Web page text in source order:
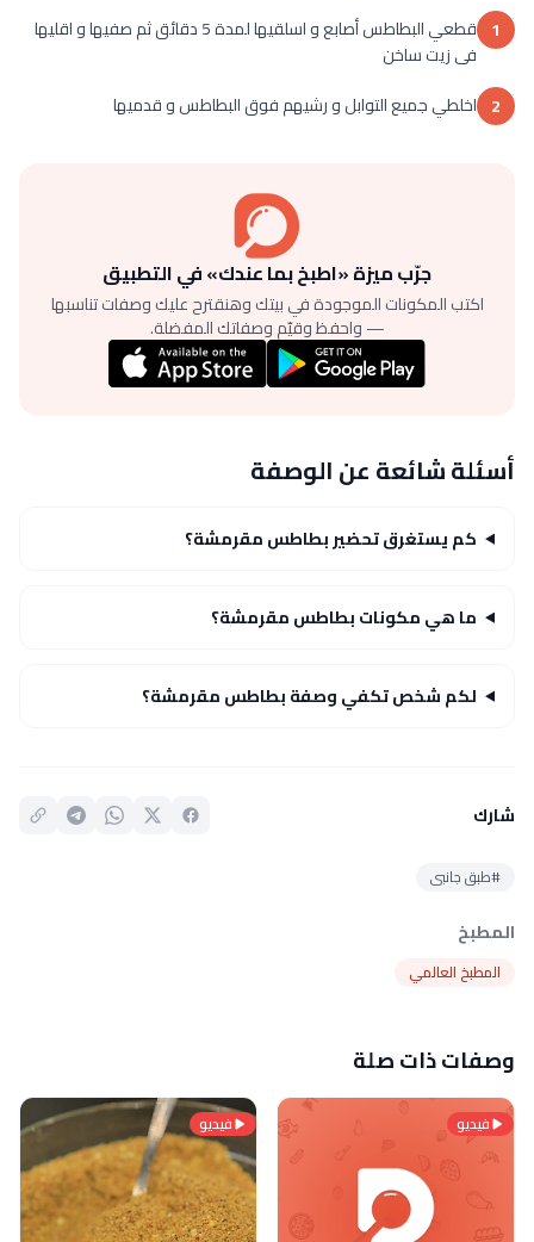
1
قطعي البطاطس أصابع و اسلقيها لمدة 5 دقائق ثم صفيها و اقليها
فى زيت ساخن
2 اخلطي جميع التوابل و رشيهم فوق البطاطس و قدميها
جرّب ميزة «اطبخ بما عندك» في التطبيق
اكتب المكونات الموجودة في بيتك وهنقترح عليك وصفات تناسبها
— واحفظ وقيّم وصفاتك المفضلة.
أسئلة شائعة عن الوصفة
كم يستغرق تحضير بطاطس مقرمشة؟
ما هي مكونات بطاطس مقرمشة؟
لكم شخص تكفي وصفة بطاطس مقرمشة؟
شارك
#طبق جانبى
المطبخ
المطبخ العالمي
وصفات ذات صلة
فيديو فيديو